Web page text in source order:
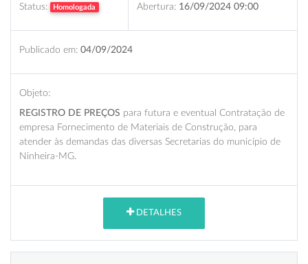
Status: Homologada Abertura: 16/09/2024 09:00
Publicado em: 04/09/2024
Objeto:
REGISTRO DE PREÇOS para futura e eventual Contratação de
empresa Fornecimento de Materiais de Construção, para
atender às demandas das diversas Secretarias do município de
Ninheira-MG.
DETALHES